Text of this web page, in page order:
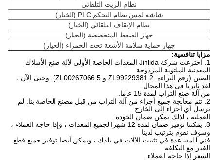
نظام الزيت التلقائي
شاشة لمس نظام التحكم PLC (الخيار)
نظام الإيقاف التلقائي (الخيار)
جهاز الضغط المتخصصة (الخيار)
جهاز حماية سلامة الأشعة تحت الحمراء (الخيار)
مزايا تنافسية:
1. اخترعت شركة Jinlida المعدات الخاصة الأولى لآلة صنع الأسلاك
المعدنية الملتوية المزدوجة
الصين (رقم البراءة: ZL99229381.2 و ZL00267066.5).
وحتى الآن ،
لقد ثابرنا في هذا المجال
من آلة صنع التراب لمدة 15 عاما.
لم
ترسل أي أجزاء إلى الخارج
العملية ، لذلك يمكن ضمان الجودة.
3. يمكننا توفير ضمان لمدة 12 شهرا لجميع المعدات ، وإذا حاجة العملاء ،
وسوف نقوم بترتيب لدينا
فني للمساعدة في تثبيت الآلات في بلدك ، ويمكن أيضا توفير جميع قطع
الغيار مع التكلفة
السعر إذا حاجة العملاء.